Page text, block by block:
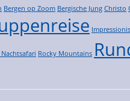
Bergen op Zoom Bergische Jung Christo
Rocky Mountains